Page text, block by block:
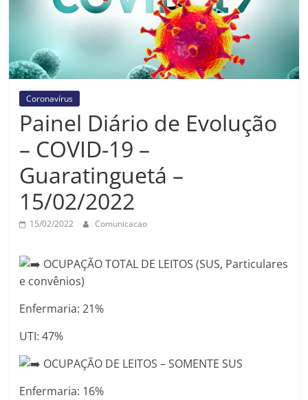
Guaratinguetá
Coronavírus
Painel Diário de Evolução
– COVID-19 –
Guaratinguetá –
15/02/2022
15/02/2022 Comunicacao
OCUPAÇÃO TOTAL DE LEITOS (SUS, Particulares
e convênios)
Enfermaria: 21%
UTI: 47%
OCUPAÇÃO DE LEITOS – SOMENTE SUS
Enfermaria: 16%